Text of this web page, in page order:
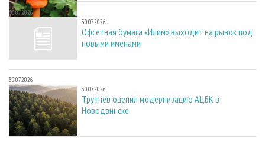
30.07.2026
30.07.2026
Офсетная бумага «Илим» выходит на рынок под
новыми именами
30.07.2026
30.07.2026
Трутнев оценил модернизацию АЦБК в
Новодвинске